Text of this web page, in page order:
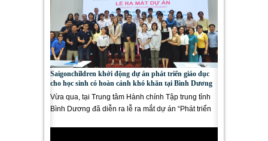
Saigonchildren khởi động dự án phát triển giáo dục
cho học sinh có hoàn cảnh khó khăn tại Bình Dương
Vừa qua, tại Trung tâm Hành chính Tập trung tỉnh
Bình Dương đã diễn ra lễ ra mắt dự án “Phát triển